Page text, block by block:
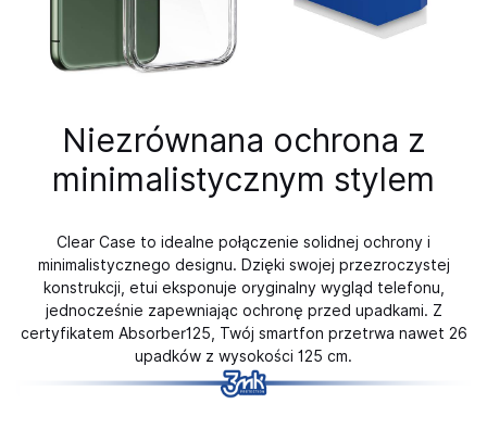
Niezrównana ochrona z
minimalistycznym stylem
Clear Case to idealne połączenie solidnej ochrony i
minimalistycznego designu. Dzięki swojej przezroczystej
konstrukcji, etui eksponuje oryginalny wygląd telefonu,
jednocześnie zapewniając ochronę przed upadkami. Z
certyfikatem Absorber125, Twój smartfon przetrwa nawet 26
upadków z wysokości 125 cm.